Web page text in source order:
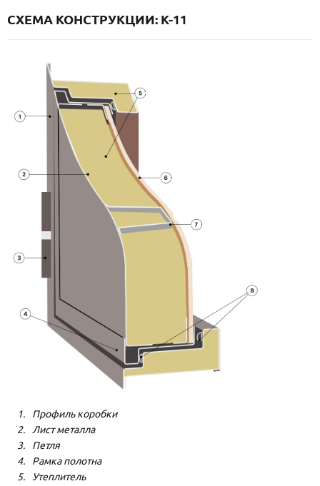
СХЕМА КОНСТРУКЦИИ: K-11
Профиль коробки
Лист металла
Петля
Рамка полотна
Утеплитель